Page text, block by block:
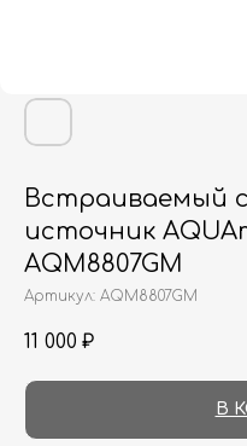
Встраиваемый
источник
AQM8807GM
Артикул: AQM8807GM
11 000 ₽
В